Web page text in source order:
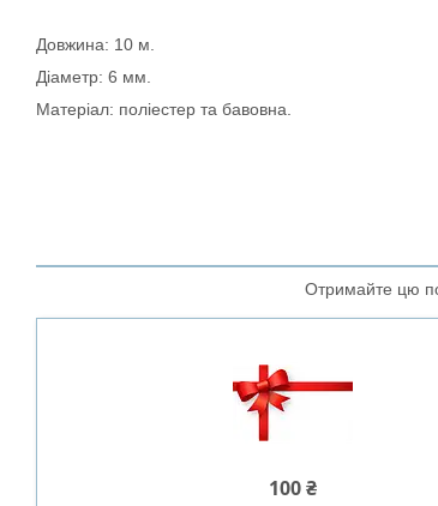
Довжина: 10 м.
Діаметр: 6 мм.
Матеріал: поліестер та бавовна.
Отримайте цю
100 ₴